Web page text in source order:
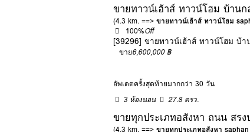
ขายทาวน์เฮ้าส์ ทาวน์โฮม บ้านก
(4.3 km. ==> ขายทาวน์เฮ้าส์ ทาวน์โฮม
100%Off
[39296] ขายทาวน์เฮ้าส์ ทาวน์โฮม บ้า
ขาย6,600,000 ฿
อัพเดตครั้งสุดท้ายมากกว่า 30 วัน
3 ห้องนอน
27.8 ตรว.
ขายทุกประเภทอสังหา ถนน สร
(4.3 km. ==> ขายทุกประเภทอสังหา